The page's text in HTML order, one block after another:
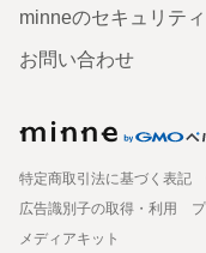
minneのセキュリティ
お問い合わせ
特定商取引法に基づく表記
広告識別子の取得・利用
メディアキット